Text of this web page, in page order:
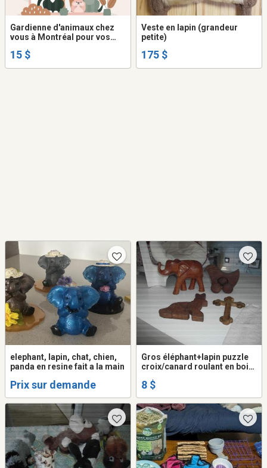
Gardienne d'animaux chez
vous à Montréal pour vos
15 $
Veste en lapin (grandeur
petite)
175 $
elephant, lapin, chat, chien,
panda en resine fait a la main
Prix sur demande
Gros éléphant+lapin puzzle
croix/canard roulant en bois
8 $